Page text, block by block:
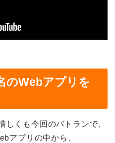
のWebアプリを
しくも今回のバトランで、
アプリの中から、